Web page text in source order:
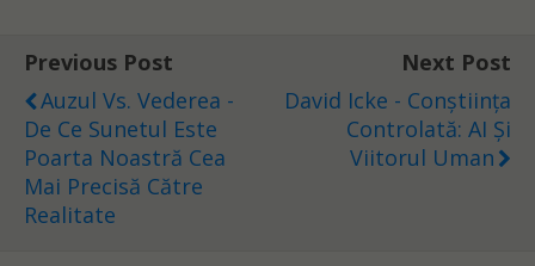
Previous Post
Auzul Vs. Vederea -
De Ce Sunetul Este
Poarta Noastră Cea
Mai Precisă Către
Realitate
Next Post
David Icke - Conștiința
Controlată: AI Și
Viitorul Uman